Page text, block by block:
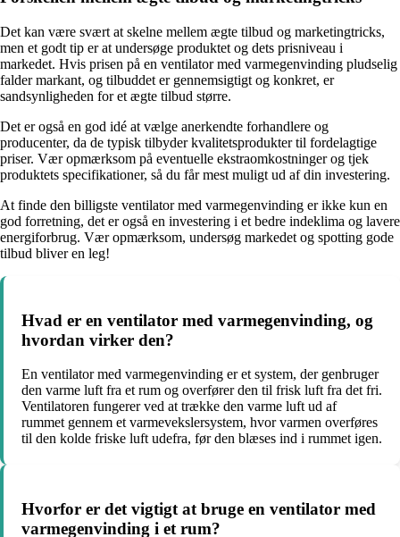
Det kan være svært at skelne mellem ægte tilbud og marketingtricks,
men et godt tip er at undersøge produktet og dets prisniveau i
markedet. Hvis prisen på en ventilator med varmegenvinding pludselig
falder markant, og tilbuddet er gennemsigtigt og konkret, er
sandsynligheden for et ægte tilbud større.
Det er også en god idé at vælge anerkendte forhandlere og
producenter, da de typisk tilbyder kvalitetsprodukter til fordelagtige
priser. Vær opmærksom på eventuelle ekstraomkostninger og tjek
produktets specifikationer, så du får mest muligt ud af din investering.
At finde den billigste ventilator med varmegenvinding er ikke kun en
god forretning, det er også en investering i et bedre indeklima og lavere
energiforbrug. Vær opmærksom, undersøg markedet og spotting gode
tilbud bliver en leg!
Hvad er en ventilator med varmegenvinding, og
hvordan virker den?
En ventilator med varmegenvinding er et system, der genbruger
den varme luft fra et rum og overfører den til frisk luft fra det fri.
Ventilatoren fungerer ved at trække den varme luft ud af
rummet gennem et varmevekslersystem, hvor varmen overføres
til den kolde friske luft udefra, før den blæses ind i rummet igen.
Hvorfor er det vigtigt at bruge en ventilator med
varmegenvinding i et rum?